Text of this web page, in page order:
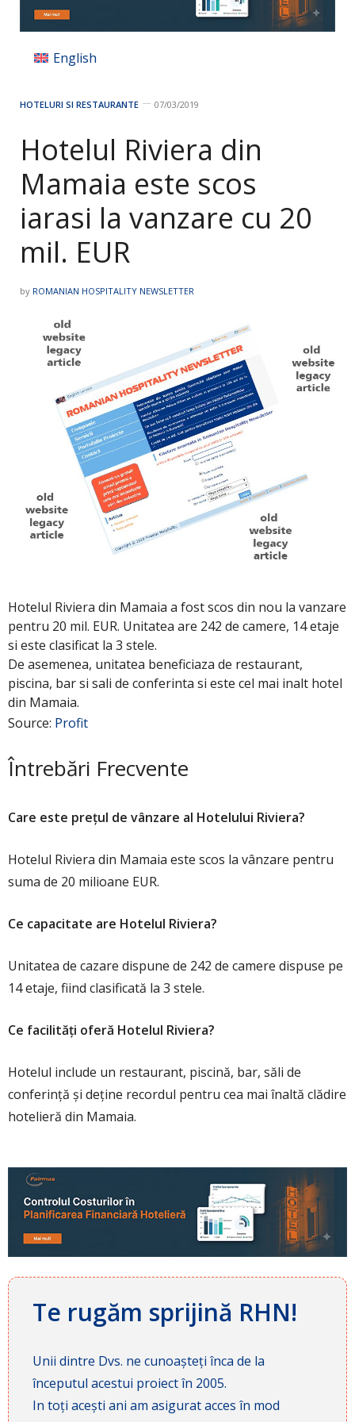
English
HOTELURI SI RESTAURANTE 07/03/2019
Hotelul Riviera din
Mamaia este scos
iarasi la vanzare cu 20
mil. EUR
by ROMANIAN HOSPITALITY NEWSLETTER
Hotelul Riviera din Mamaia a fost scos din nou la vanzare
pentru 20 mil. EUR. Unitatea are 242 de camere, 14 etaje
si este clasificat la 3 stele.
De asemenea, unitatea beneficiaza de restaurant,
piscina, bar si sali de conferinta si este cel mai inalt hotel
din Mamaia.
Source: Profit
Întrebări Frecvente
Care este prețul de vânzare al Hotelului Riviera?
Hotelul Riviera din Mamaia este scos la vânzare pentru
suma de 20 milioane EUR.
Ce capacitate are Hotelul Riviera?
Unitatea de cazare dispune de 242 de camere dispuse pe
14 etaje, fiind clasificată la 3 stele.
Ce facilități oferă Hotelul Riviera?
Hotelul include un restaurant, piscină, bar, săli de
conferință și deține recordul pentru cea mai înaltă clădire
hotelieră din Mamaia.
Te rugăm sprijină RHN!
Unii dintre Dvs. ne cunoașteți înca de la
începutul acestui proiect în 2005.
In toți acești ani am asigurat acces în mod